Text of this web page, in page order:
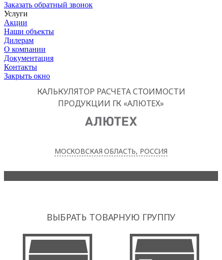
Заказать обратный звонок
Услуги
Акции
Наши объекты
Дилерам
О компании
Документация
Контакты
Закрыть окно